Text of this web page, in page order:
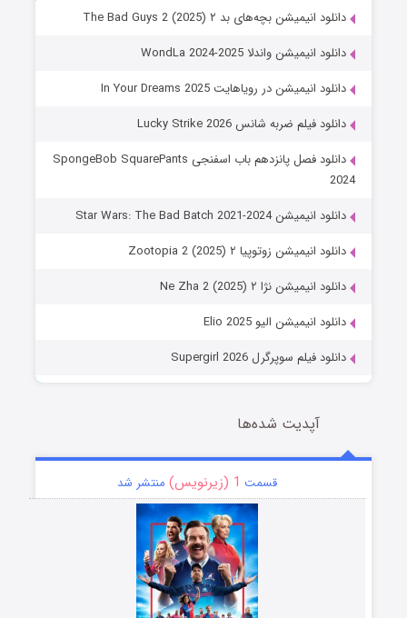
دانلود انیمیشن بچه‌های بد ۲ The Bad Guys 2 (2025)
دانلود انیمیشن واندلا WondLa 2024-2025
دانلود انیمیشن در رویاهایت In Your Dreams 2025
دانلود فیلم ضربه شانس Lucky Strike 2026
دانلود فصل پانزدهم باب اسفنجی SpongeBob SquarePants
2024
دانلود انیمیشن Star Wars: The Bad Batch 2021-2024
دانلود انیمیشن زوتوپیا ۲ Zootopia 2 (2025)
دانلود انیمیشن نژا ۲ Ne Zha 2 (2025)
دانلود انیمیشن الیو Elio 2025
دانلود فیلم سوپرگرل Supergirl 2026
آپدیت شده‌ها
قسمت 1 (زیرنویس) منتشر شد